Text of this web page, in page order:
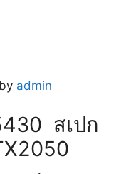
admin
สเปก